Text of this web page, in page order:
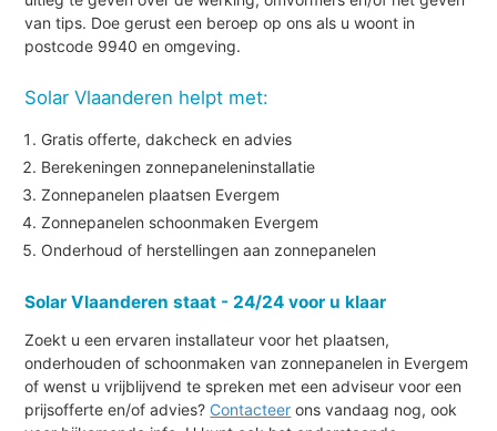
van tips. Doe gerust een beroep op ons als u woont in
postcode 9940 en omgeving.
Solar Vlaanderen helpt met:
Gratis offerte, dakcheck en advies
Berekeningen zonnepaneleninstallatie
Zonnepanelen plaatsen Evergem
Zonnepanelen schoonmaken Evergem
Onderhoud of herstellingen aan zonnepanelen
Solar Vlaanderen staat - 24/24 voor u klaar
Zoekt u een ervaren installateur voor het plaatsen,
onderhouden of schoonmaken van zonnepanelen in Evergem
of wenst u vrijblijvend te spreken met een adviseur voor een
prijsofferte en/of advies? Contacteer ons vandaag nog, ook